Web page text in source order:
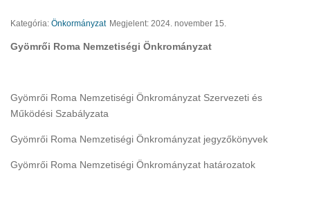
Kategória: Önkormányzat Megjelent: 2024. november 15.
Gyömrői Roma Nemzetiségi Önkrományzat
Gyömrői Roma Nemzetiségi Önkrományzat Szervezeti és
Működési Szabályzata
Gyömrői Roma Nemzetiségi Önkrományzat jegyzőkönyvek
Gyömrői Roma Nemzetiségi Önkrományzat határozatok